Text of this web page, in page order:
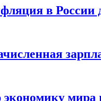
в России
экономику